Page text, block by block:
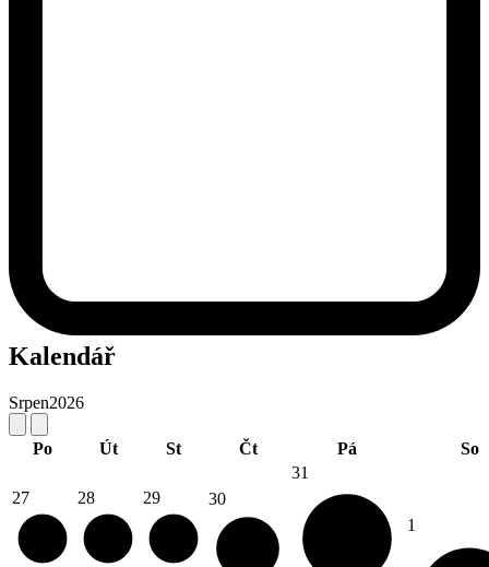
Kalendář
Srpen2026
Po Út St Čt Pá So
27 28 29 30
31
1